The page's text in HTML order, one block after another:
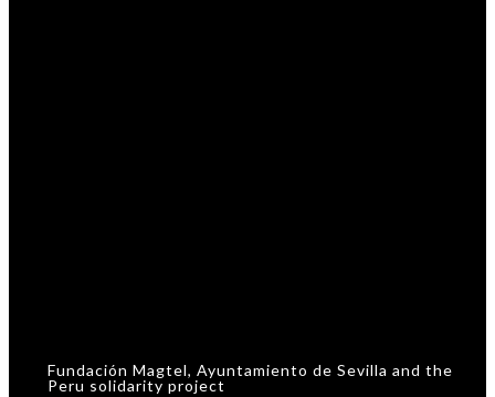
Fundación Magtel, Ayuntamiento de Sevilla and the
Peru solidarity project